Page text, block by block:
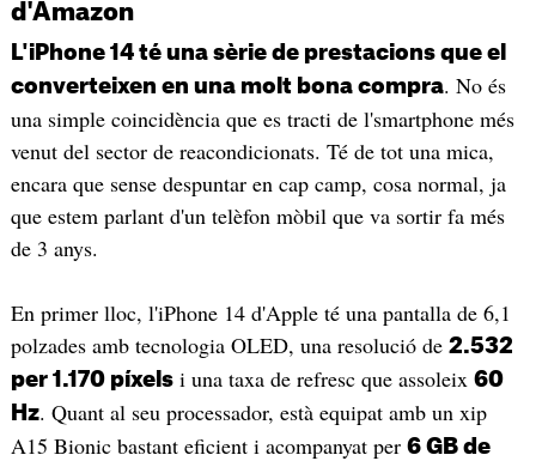
d'Amazon
L'iPhone 14 té una sèrie de prestacions que el
converteixen en una molt bona compra. No és
una simple coincidència que es tracti de l'smartphone més
venut del sector de reacondicionats. Té de tot una mica,
encara que sense despuntar en cap camp, cosa normal, ja
que estem parlant d'un telèfon mòbil que va sortir fa més
de 3 anys.
En primer lloc, l'iPhone 14 d'Apple té una pantalla de 6,1
polzades amb tecnologia OLED, una resolució de 2.532
per 1.170 píxelsi una taxa de refresc que assoleix 60
Hz. Quant al seu processador, està equipat amb un xip
A15 Bionic bastant eficient i acompanyat per 6 GB de